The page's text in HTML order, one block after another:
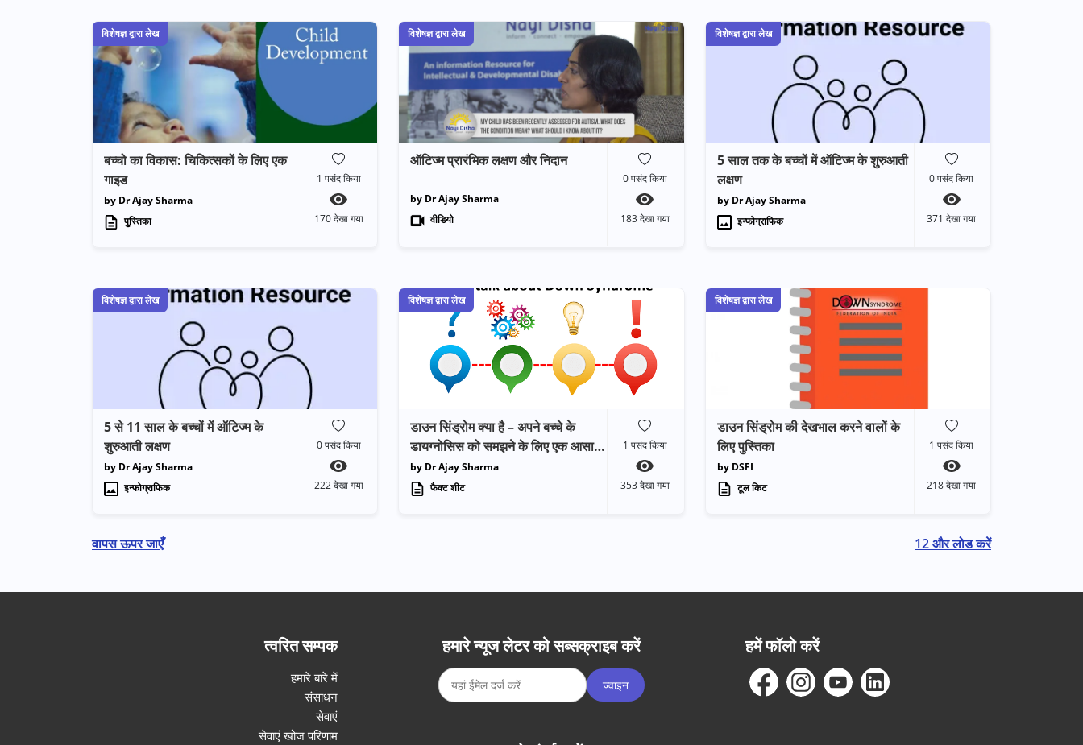
विशेषज्ञ द्वारा लेख
बच्चो का विकास: चिकित्सकों के लिए एक
गाइड
by Dr Ajay Sharma
पुस्तिका
1 पसंद किया
170देखा गया
विशेषज्ञ द्वारा लेख
ऑटिज्म प्रारंभिक लक्षण और निदान
by Dr Ajay Sharma
वीडियो
0पसंद किया
183देखा गया
विशेषज्ञ द्वारा लेख
5 साल तक के बच्चों में ऑटिज्म के शुरुआती
लक्षण
by Dr Ajay Sharma
इन्फोग्राफिक
0पसंद किया
371देखा गया
विशेषज्ञ द्वारा लेख
5 से 11 साल के बच्चों में ऑटिज्म के
शुरुआती लक्षण
by Dr Ajay Sharma
इन्फोग्राफिक
0पसंद किया
222देखा गया
विशेषज्ञ द्वारा लेख
डाउन सिंड्रोम क्या है – अपने बच्चे के
डायग्नोसिस को समझने के लिए एक आसान
गाइड
by Dr Ajay Sharma
फैक्ट शीट
1 पसंद किया
353देखा गया
विशेषज्ञ द्वारा लेख
डाउन सिंड्रोम की देखभाल करने वालों के
लिए पुस्तिका
by DSFI
टूल किट
1पसंद किया
218देखा गया
वापस ऊपर जाएँ 12 और लोड करें
त्वरित सम्पक
हमारे बारे में
संसाधन
सेवाएं
सेवाएं खोज परिणाम
हमारे न्यूज लेटर को सब्सक्राइब करें
ज्वाइन
हमें फॉलो करें